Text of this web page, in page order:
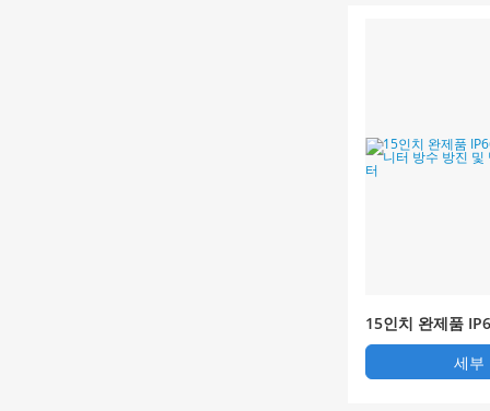
15인치 완제품
치 모니터 방수
제어 모니터
세부